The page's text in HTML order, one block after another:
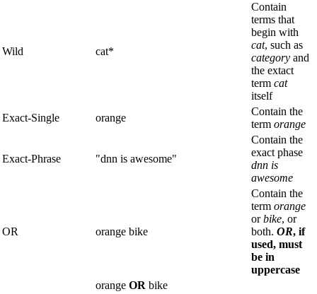
Wild cat*
Contain
terms that
begin with
cat, such as
category and
the extact
term cat
itself
Exact-Single
orange
Contain the
term orange
Exact-Phrase "dnn is awesome"
Contain the
exact phase
dnn is
awesome
OR orange bike
Contain the
term orange
orbike, or
both. OR, if
used, must
be in
uppercase
orange OR bike